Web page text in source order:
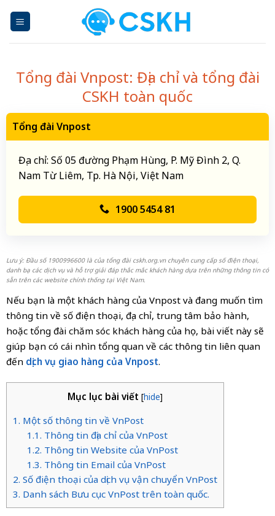
Tổng đài Vnpost: Địa chỉ và tổng đài
CSKH toàn quốc
Tổng đài Vnpost
Địa chỉ: Số 05 đường Phạm Hùng, P. Mỹ Đình 2, Q.
Nam Từ Liêm, Tp. Hà Nội, Việt Nam
1900 5454 81
Lưu ý: Đầu số 1900996600 là của tổng đài cskh.org.vn chuyên cung cấp số điện thoại,
danh bạ các dịch vụ và hỗ trợ giải đáp thắc mắc khách hàng dựa trên những thông tin có
sẵn trên các website chính thống tại Việt Nam.
Nếu bạn là một khách hàng của Vnpost và đang muốn tìm
thông tin về số điện thoại, địa chỉ, trung tâm bảo hành,
hoặc tổng đài chăm sóc khách hàng của họ, bài viết này sẽ
giúp bạn có cái nhìn tổng quan về các thông tin liên quan
đến dịch vụ giao hàng của Vnpost.
Mục lục bài viết [hide]
1. Một số thông tin về VnPost
1.1. Thông tin địa chỉ của VnPost
1.2. Thông tin Website của VnPost
1.3. Thông tin Email của VnPost
2. Số điện thoại của dịch vụ vận chuyển VnPost
3. Danh sách Bưu cục VnPost trên toàn quốc.